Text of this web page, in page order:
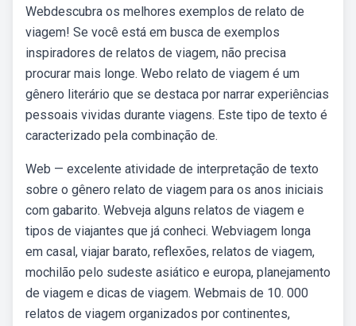
Webdescubra os melhores exemplos de relato de
viagem! Se você está em busca de exemplos
inspiradores de relatos de viagem, não precisa
procurar mais longe. Webo relato de viagem é um
gênero literário que se destaca por narrar experiências
pessoais vividas durante viagens. Este tipo de texto é
caracterizado pela combinação de.
Web — excelente atividade de interpretação de texto
sobre o gênero relato de viagem para os anos iniciais
com gabarito. Webveja alguns relatos de viagem e
tipos de viajantes que já conheci. Webviagem longa
em casal, viajar barato, reflexões, relatos de viagem,
mochilão pelo sudeste asiático e europa, planejamento
de viagem e dicas de viagem. Webmais de 10. 000
relatos de viagem organizados por continentes,